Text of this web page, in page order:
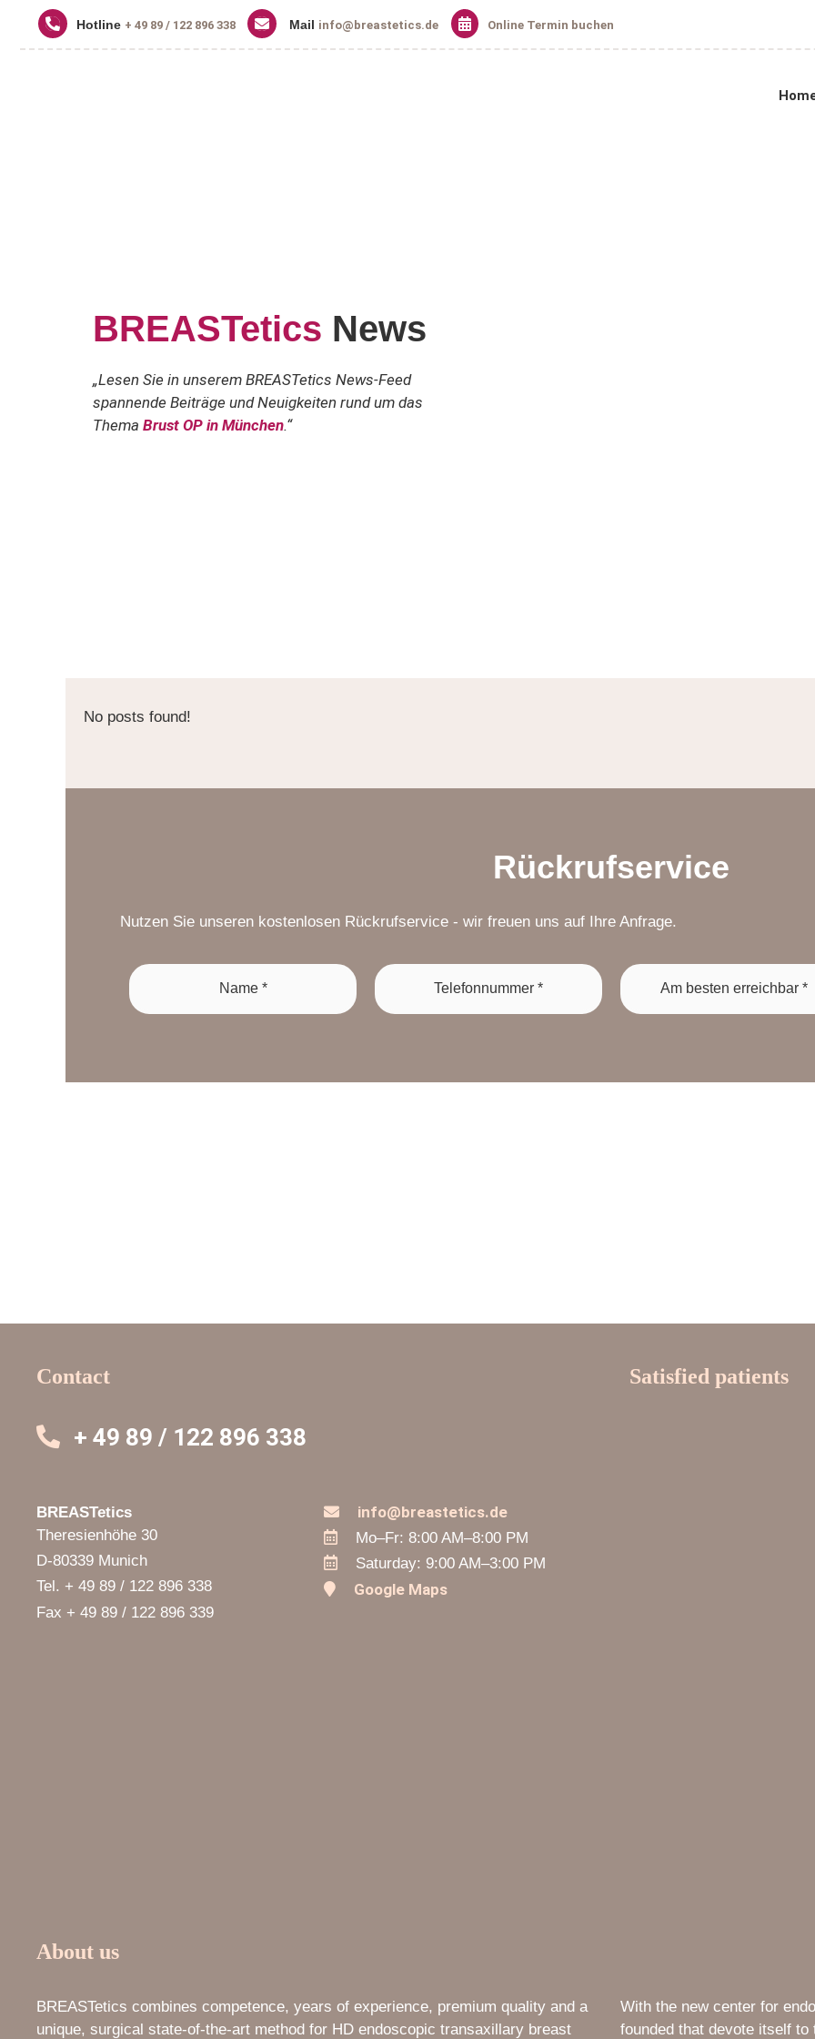
Hotline + 49 89 / 122 896 338 Mail info@breastetics.de Online Termin buchen
BREASTetics News
„Lesen Sie in unserem BREASTetics News-Feed
spannende Beiträge und Neuigkeiten rund um das
Thema Brust OP in München.“
No posts found!
Rückrufservice
Nutzen Sie unseren kostenlosen Rückrufservice - wir freuen uns auf Ihre Anfrage.
Contact
+ 49 89 / 122 896 338
BREASTetics
Theresienhöhe 30
D-80339 Munich
Tel. + 49 89 / 122 896 338
Fax + 49 89 / 122 896 339
info@breastetics.de
Mo–Fr: 8:00 AM–8:00 PM
Saturday: 9:00 AM–3:00 PM
Google Maps
Satisfied patients
About us
BREASTetics combines competence, years of experience, premium quality and a
unique, surgical state-of-the-art method for HD endoscopic transaxillary breast
With the new center for
founded that devote itself